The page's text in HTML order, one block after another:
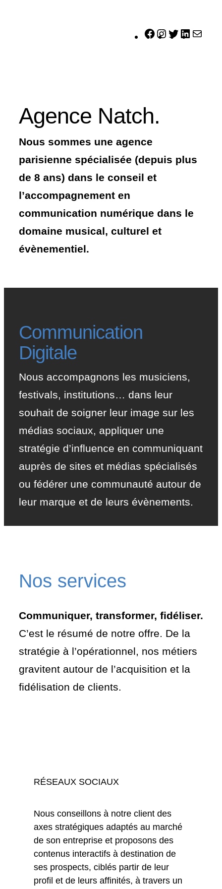
Facebook
Instagram
Twitter
Agence Natch.
Nous sommes une agence
parisienne spécialisée (depuis plus
de 8 ans) dans le conseil et
l’accompagnement en
communication numérique dans le
domaine musical, culturel et
évènementiel.
Communication
Digitale
Nous accompagnons les musiciens,
festivals, institutions… dans leur
souhait de soigner leur image sur les
médias sociaux, appliquer une
stratégie d’influence en communiquant
auprès de sites et médias spécialisés
ou fédérer une communauté autour de
leur marque et de leurs évènements.
Nos services
Communiquer, transformer, fidéliser.
C’est le résumé de notre offre. De la
stratégie à l’opérationnel, nos métiers
gravitent autour de l’acquisition et la
fidélisation de clients.
RÉSEAUX SOCIAUX
Nous conseillons à notre client des
axes stratégiques adaptés au marché
de son entreprise et proposons des
contenus interactifs à destination de
ses prospects, ciblés partir de leur
profil et de leurs affinités, à travers un